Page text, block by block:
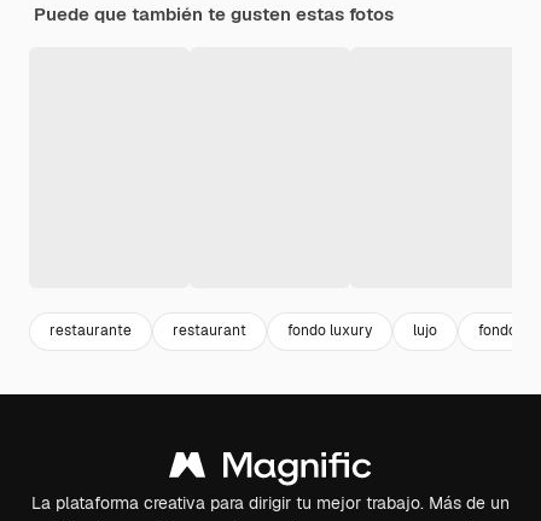
Puede que también te gusten estas fotos
restaurante restaurant fondo luxury lujo fondo
La plataforma creativa para dirigir tu mejor trabajo. Más de un